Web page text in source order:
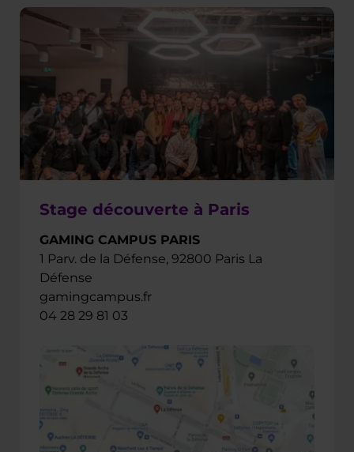
Stage découverte à Paris
GAMING CAMPUS PARIS
1 Parv. de la Défense, 92800 Paris La
Défense
gamingcampus.fr
04 28 29 81 03